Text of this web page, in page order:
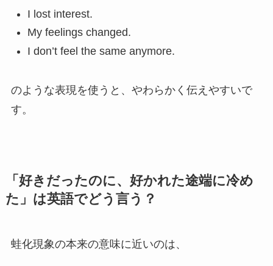
I lost interest.
My feelings changed.
I don’t feel the same anymore.
のような表現を使うと、やわらかく伝えやすいで
す。
「好きだったのに、好かれた途端に冷め
た」は英語でどう言う？
蛙化現象の本来の意味に近いのは、